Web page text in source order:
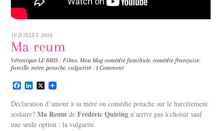
18 JUILLET 2018
Ma reum
Véronique LE BRIS / Films,Mon blog comédie familiale,comédie française,
famille,mère,potache,vulgarité / 1 Comment
F
c
e
b
o
L
n
k
e
d
X
Déclaration d’amour à sa mère ou comédie potache sur le harcèlement
scolaire?Ma Reum deFrédéric Quiring n’arrive pas à choisir sauf
une seule option : la vulgarité.